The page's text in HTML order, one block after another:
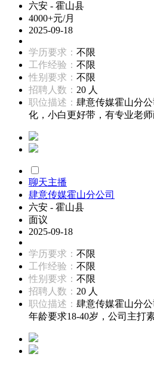
六安 - 霍山县
4000+元/月
2025-09-18
学历要求： 不限
工作经验： 不限
性别要求： 不限
招聘人数： 20 人
职位描述： 肆意传媒霍山分
化，小白更好带，有专业老
聊天主播
肆意传媒霍山分公司
六安 - 霍山县
面议
2025-09-18
学历要求： 不限
工作经验： 不限
性别要求： 不限
招聘人数： 20 人
职位描述： 肆意传媒霍山分
年龄要求18-40岁，公司主打